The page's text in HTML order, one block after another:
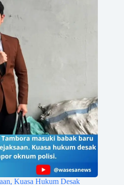
Kuasa Hukum Desak